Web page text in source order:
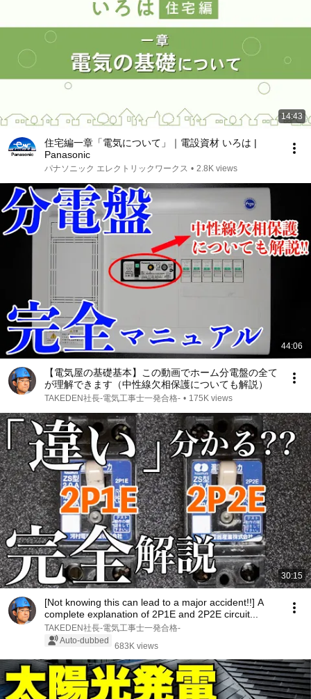
14:43
住宅編一章「電気について」｜電設資材 いろは |
Panasonic
パナソニック エレクトリックワークス • 2.8K views
44:06
【電気屋の基礎基本】この動画でホーム分電盤の全て
が理解できます（中性線欠相保護についても解説）
TAKEDEN社長-電気工事士一発合格- • 175K views
30:15
[Not knowing this can lead to a major accident!!] A
complete explanation of 2P1E and 2P2E circuit...
TAKEDEN社長-電気工事士一発合格-
Auto-dubbed
683K views